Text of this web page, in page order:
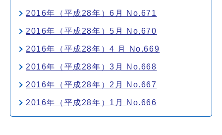
2016年（平成28年）6月 No.671
2016年（平成28年）5月 No.670
2016年（平成28年）4 月 No.669
2016年（平成28年）3月 No.668
2016年（平成28年）2月 No.667
2016年（平成28年）1月 No.666